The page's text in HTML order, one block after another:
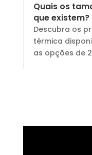
Quais os
que
Descubra os
térmica
as opções de